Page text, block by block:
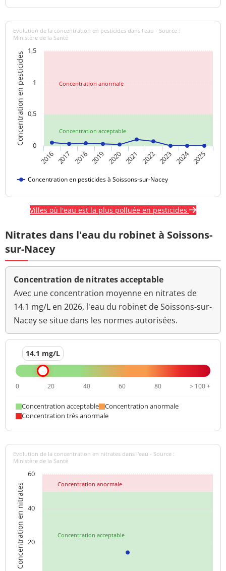
Concentration acceptable
Concentration anormale
Concentration en pesticides
Evolution de la concentration en pesticides dans l'eau - Source :
Ministère de la Santé
Concentration en pesticides à Soissons-sur-Nacey
2016 2017 2018 2019 2020 2021 2022 2023 2024 2025
0
0,5
1
1,5
Villes où l'eau est la plus polluée en pesticides
Nitrates dans l'eau du robinet à Soissons-
sur-Nacey
Concentration de nitrates acceptable
Avec une concentration moyenne en nitrates de
14.1 mg/L en 2026, l'eau du robinet de Soissons-sur-
Nacey se situe dans les normes autorisées.
14.1 mg/L
0 20 40 60 80 > 100 +
Concentration acceptable
Concentration anormale
Concentration très anormale
Concentration acceptable
Concentration anormale
Concentration en nitrates
Evolution de la concentration en nitrates dans l'eau - Source :
Ministère de la Santé
20
40
60